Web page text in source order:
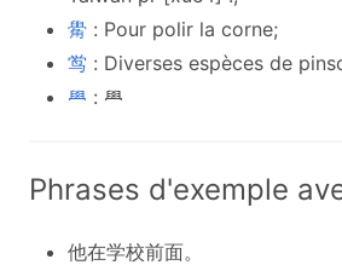
觷 : Pour polir la corne;
鸴 : Diverses espèces de
𦥯 : 𦥯
Phrases d'exemple
他在学校前面。